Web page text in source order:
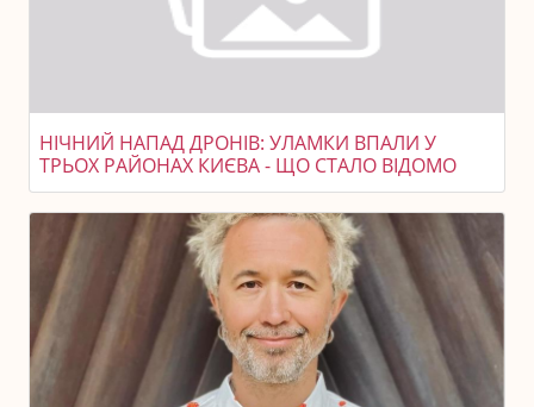
НІЧНИЙ НАПАД ДРОНІВ: УЛАМКИ ВПАЛИ У
ТРЬОХ РАЙОНАХ КИЄВА - ЩО СТАЛО ВІДОМО